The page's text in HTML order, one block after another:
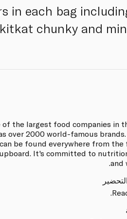
in each bag
chunky and
of the largest food companies in
over 2000 world-famous
be found everywhere from the
It's committed to
and